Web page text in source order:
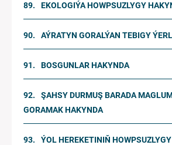
EKOLOGIÝA HOWPSUZLYGY
AÝRATYN GORALÝAN TEBIGY
BOSGUNLAR HAKYNDA
ŞAHSY DURMUŞ BARADA
GORAMAK HAKYNDA
ÝOL HEREKETINIŇ